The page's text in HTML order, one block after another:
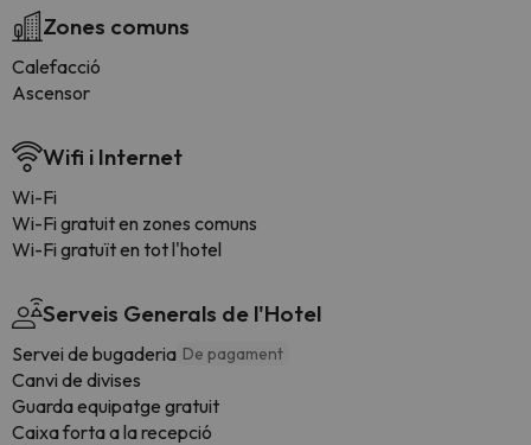
Zones comuns
Calefacció
Ascensor
Wifi i Internet
Wi-Fi
Wi-Fi gratuit en zones comuns
Wi-Fi gratuït en tot l'hotel
Serveis Generals de l'Hotel
Servei de bugaderia De pagament
Canvi de divises
Guarda equipatge gratuit
Caixa forta a la recepció